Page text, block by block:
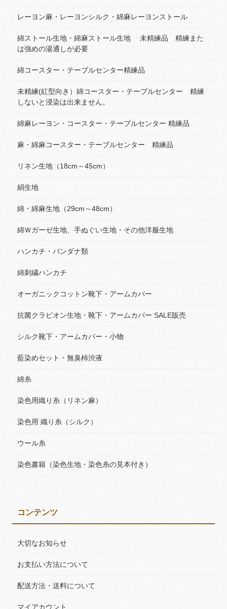
レーヨン麻・レーヨンシルク・綿麻レーヨンストール
綿ストール生地・綿麻ストール生地 未精練品 精練また
は強めの湯通しが必要
綿コースター・テーブルセンター精練品
未精練(紅型向き）綿コースター・テーブルセンター 精練
しないと浸染は出来ません。
綿麻レーヨン・コースター・テーブルセンター 精練品
麻・綿麻コースター・テーブルセンター 精練品
リネン生地（18cm～45cm）
絹生地
綿・綿麻生地（29cm～48cm）
綿Ｗガーゼ生地、手ぬぐい生地・その他洋服生地
ハンカチ・バンダナ類
綿刺繍ハンカチ
オーガニックコットン靴下・アームカバー
抗菌クラビオン生地・靴下・アームカバー SALE販売
シルク靴下・アームカバー・小物
藍染めセット・無臭柿渋液
綿糸
染色用織り糸（リネン麻）
染色用 織り糸（シルク）
ウール糸
染色書籍（染色生地・染色糸の見本付き）
コンテンツ
大切なお知らせ
お支払い方法について
配送方法・送料について
マイアカウント